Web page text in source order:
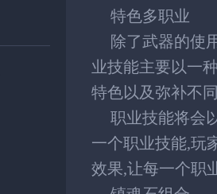
特色多职业
除了武器的使
业技能主要以一
特色以及弥补不
职业技能将会
一个职业技能,玩
效果,让每一个职